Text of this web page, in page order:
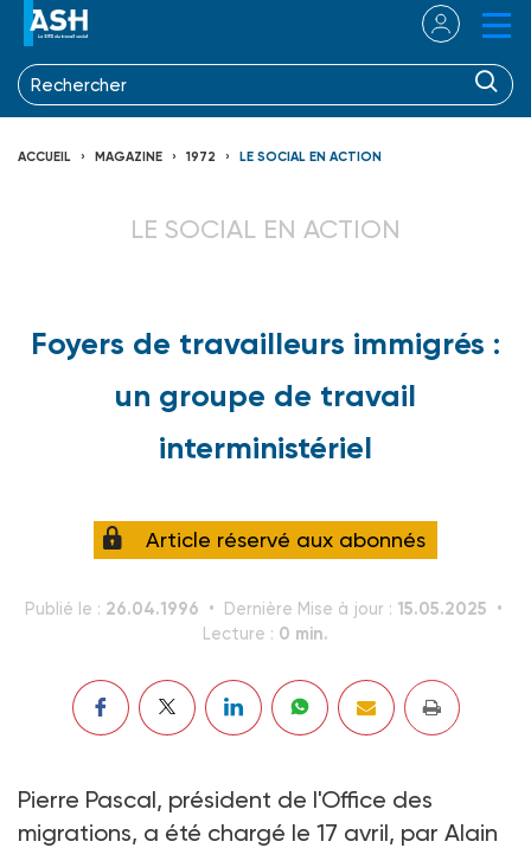
ACCUEIL MAGAZINE 1972 LE SOCIAL EN ACTION
LE SOCIAL EN ACTION
Foyers de travailleurs immigrés :
un groupe de travail
interministériel
Article réservé aux abonnés
Publié le : 26.04.1996 Dernière Mise à jour : 15.05.2025
Lecture : 0 min.
Pierre Pascal, président de l'Office des
migrations, a été chargé le 17 avril, par Alain